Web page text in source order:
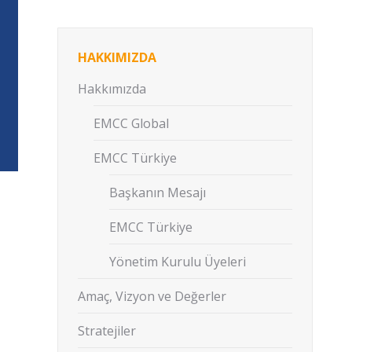
HAKKIMIZDA
Hakkımızda
EMCC Global
EMCC Türkiye
Başkanın Mesajı
EMCC Türkiye
Yönetim Kurulu Üyeleri
Amaç, Vizyon ve Değerler
Stratejiler